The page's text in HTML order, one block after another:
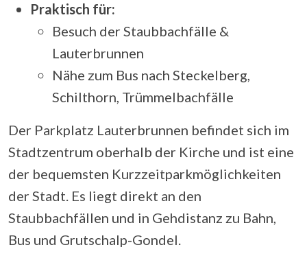
Praktisch für:
Besuch der Staubbachfälle &
Lauterbrunnen
Nähe zum Bus nach Steckelberg,
Schilthorn, Trümmelbachfälle
Der Parkplatz Lauterbrunnen befindet sich im
Stadtzentrum oberhalb der Kirche und ist eine
der bequemsten Kurzzeitparkmöglichkeiten
der Stadt. Es liegt direkt an den
Staubbachfällen und in Gehdistanz zu Bahn,
Bus und Grutschalp-Gondel.